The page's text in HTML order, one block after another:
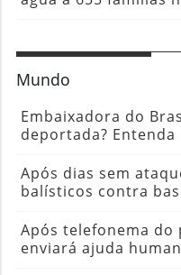
Mundo
Embaixadora do
deportada? Entenda
Após dias sem
balísticos contra
Após telefonema do
enviará ajuda